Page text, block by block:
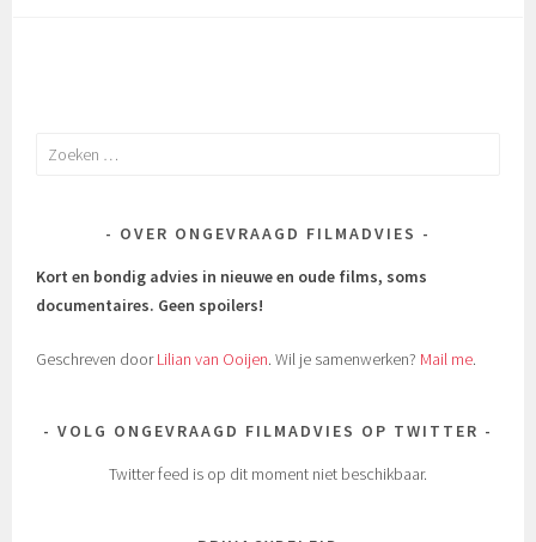
Zoeken
OVER ONGEVRAAGD FILMADVIES
Kort en bondig advies in nieuwe en oude films, soms
documentaires. Geen spoilers!
Geschreven doorLilian van Ooijen. Wil je samenwerken? Mail me.
VOLG ONGEVRAAGD FILMADVIES OP TWITTER
Twitter feed is op dit moment niet beschikbaar.